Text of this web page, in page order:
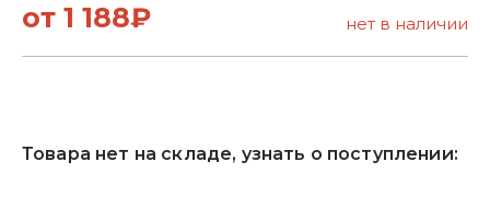
от 1 188₽ нет в наличии
Товара нет на складе, узнать о поступлении: